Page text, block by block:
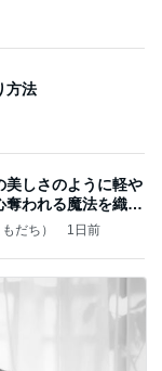
方法
美しさのように軽や
奪われる魔法を織り
だち） 1日前